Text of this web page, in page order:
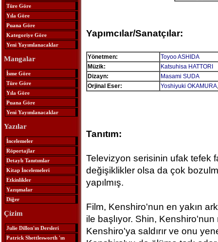
Türe Göre
Yıla Göre
Puana Göre
Kategoriye Göre
Yeni Yayımlanacaklar
Mangalar
İsme Göre
Türe Göre
Yıla Göre
Puana Göre
Yeni Yayımlanacaklar
Yazılar
İncelemeler
Röportajlar
Detaylı Tanıtımlar
Kitap İncelemeleri
Etkinlikler
Yazışmalar
Diğer
Çizim
Julie Dillon'ın Dersleri
Patrick Shettlesworth 'ın
Yapımcılar/Sanatçılar:
Yönetmen:
Toyoo ASHIDA
Müzik:
Katsuhisa HATTORI
Dizayn:
Masami SUDA
Orjinal Eser:
Yoshiyuki OKAMURA
Tanıtım:
Televizyon serisinin ufak tefek
değişiklikler olsa da çok
yapılmış.
Film, Kenshiro'nun en yakın
ile başlıyor. Shin, Kenshiro'nun
Kenshiro'ya saldırır ve onu